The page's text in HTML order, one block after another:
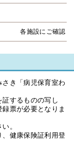
各施設にご確認く
さき「病児保育室わ
するものの写し
票が必要となりま
。
健康保険証利用登